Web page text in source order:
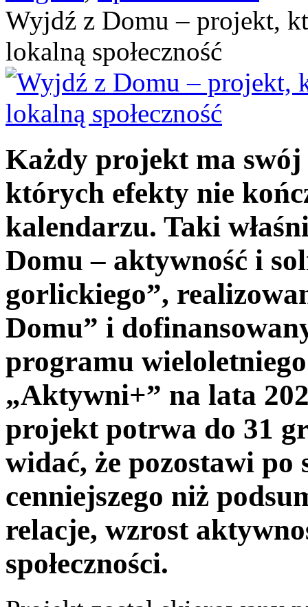
Wyjdź z Domu – projekt,
lokalną społeczność
Każdy projekt ma swój
których efekty nie
kalendarzu. Taki
Domu – aktywność i
gorlickiego”,
Domu” i
programu
„Aktywni+” na lata
projekt potrwa do 31
widać, że pozostawi po
cenniejszego niż
relacje, wzrost
społeczności.